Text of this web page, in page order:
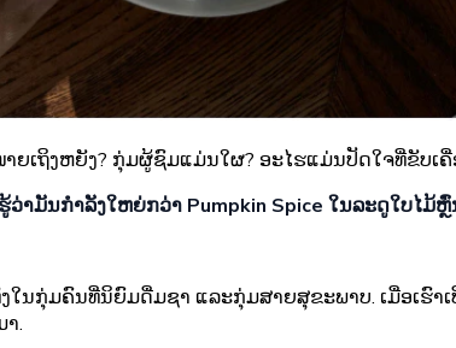
ຍເຖິງຫຍັງ? ກຸ່ມຜູ້ຊົມແມ່ນໃຜ? ອະໄຮແມ່ນປັດໃຈທີ່ຂັບ
ວ່າມັນກຳລັງໃຫຍ່ກວ່າ Pumpkin Spice ໃນລະດູໃບໄມ້
ນກຸ່ມຄົນທີ່ນິຍົມດື່ມຊາ ແລະກຸ່ມສາຍສຸຂະພາບ. ເມື່ອເຮົາ
.